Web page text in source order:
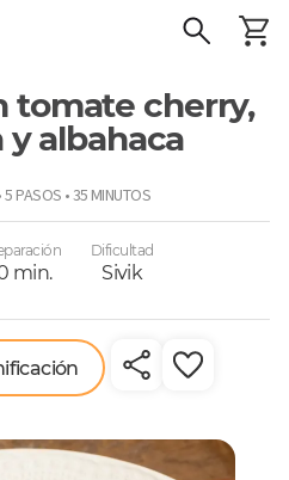
tomate cherry,
y albahaca
5 PASOS • 35 MINUTOS
min.
Dificultad
Sivik